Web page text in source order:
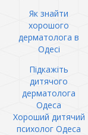
Як знайти
хорошого
дерматолога в
Одесі
Підкажіть
дитячого
дерматолога
Одеса
Хороший дитячий
психолог Одеса